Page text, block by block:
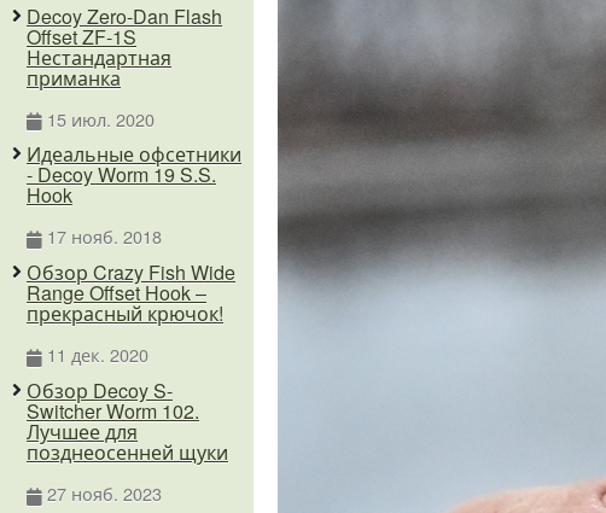
Decoy Zero-Dan Flash
Offset ZF-1S
Нестандартная
приманка
15 июл. 2020
Идеальные офсетники
- Decoy Worm 19 S.S.
Hook
17 нояб. 2018
Обзор Crazy Fish Wide
Range Offset Hook –
прекрасный крючок!
11 дек. 2020
Обзор Decoy S-
Switcher Worm 102.
Лучшее для
позднеосенней щуки
27 нояб. 2023